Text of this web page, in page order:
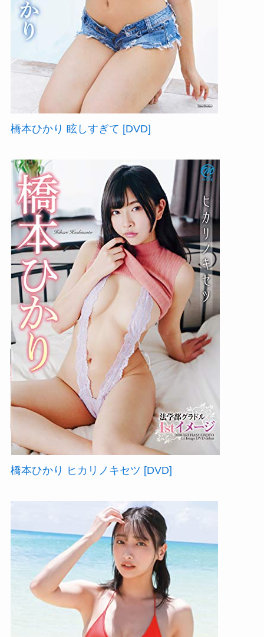
橋本ひかり 眩しすぎて [DVD]
橋本ひかり ヒカリノキセツ [DVD]